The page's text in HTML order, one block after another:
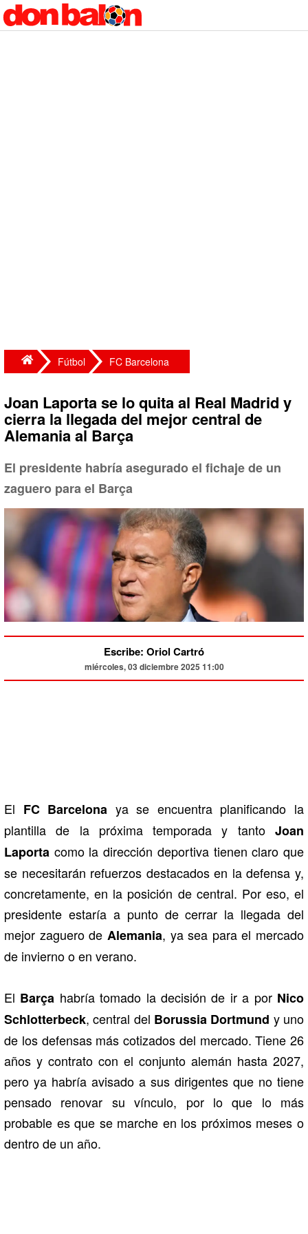
Fútbol FC Barcelona
Joan Laporta se lo quita al Real Madrid y
cierra la llegada del mejor central de
Alemania al Barça
El presidente habría asegurado el fichaje de un
zaguero para el Barça
Escribe: Oriol Cartró
miércoles, 03 diciembre 2025 11:00
El FC Barcelona ya se encuentra planificando la
plantilla de la próxima temporada y tanto Joan
Laporta como la dirección deportiva tienen claro que
se necesitarán refuerzos destacados en la defensa y,
concretamente, en la posición de central. Por eso, el
presidente estaría a punto de cerrar la llegada del
mejor zaguero de Alemania, ya sea para el mercado
de invierno o en verano.
El Barça habría tomado la decisión de ir a por Nico
Schlotterbeck, central del Borussia Dortmund y uno
de los defensas más cotizados del mercado. Tiene 26
años y contrato con el conjunto alemán hasta 2027,
pero ya habría avisado a sus dirigentes que no tiene
pensado renovar su vínculo, por lo que lo más
probable es que se marche en los próximos meses o
dentro de un año.